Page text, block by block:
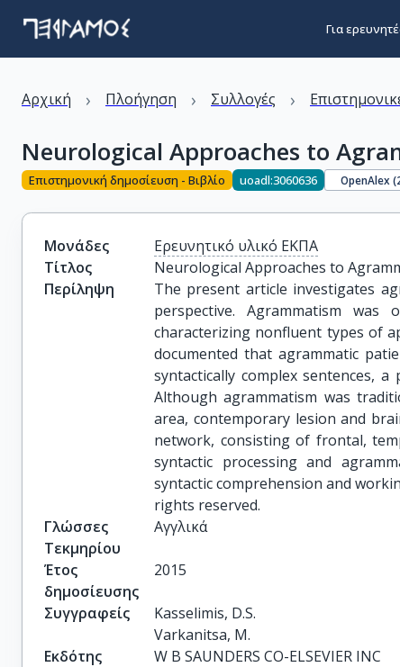
Για
Αρχική › Πλοήγηση › Συλλογές ›
Neurological Approaches to
Επιστημονική δημοσίευση - Βιβλίο uoadl:3060636 OpenAlex (
Μονάδες
Ερευνητικό υλικό ΕΚΠΑ
Τίτλος
Neurological Approaches to
Περίληψη
The present article investigates
perspective. Agrammatism
characterizing nonfluent types of
documented that agrammatic
syntactically complex sentences,
Although agrammatism was
area, contemporary lesion and
network, consisting of frontal,
syntactic processing and
syntactic comprehension and
rights reserved.
Γλώσσες
Τεκμηρίου
Αγγλικά
Έτος
δημοσίευσης
2015
Συγγραφείς
Kasselimis, D.S.
Varkanitsa, M.
Εκδότης
W B SAUNDERS CO-ELSEVIER INC